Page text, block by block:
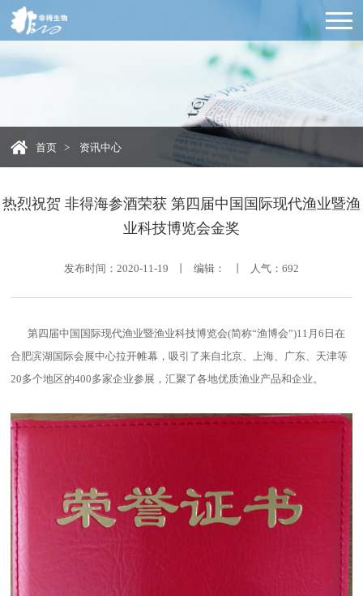
首页 > 资讯中心
热烈祝贺 非得海参酒荣获 第四届中国国际现代渔业暨渔
业科技博览会金奖
发布时间：2020-11-19 丨 编辑： 丨 人气： 692
第四届中国国际现代渔业暨渔业科技博览会(简称“渔博会”)11 月6 日在
合肥滨湖国际会展中心拉开帷幕，吸引了来自北京、上海、广东、天津等
20多个地区的400多家企业参展，汇聚了各地优质渔业产品和企业。